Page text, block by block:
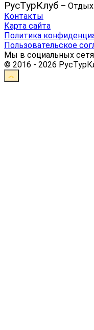
РусТурКлуб –
Контакты
Карта сайта
Политика
Пользовательское
Мы в социальных
© 2016 - 2026